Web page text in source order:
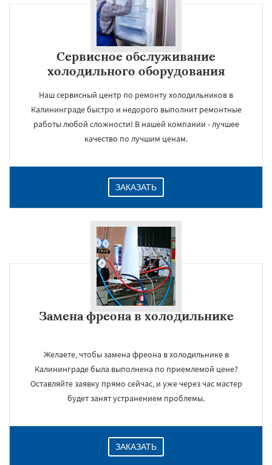
Сервисное обслуживание
холодильного оборудования
Наш сервисный центр по ремонту холодильников в
Калининграде быстро и недорого выполнит ремонтные
работы любой сложности! В нашей компании - лучшее
качество по лучшим ценам.
ЗАКАЗАТЬ
Замена фреона в холодильнике
Желаете, чтобы замена фреона в холодильнике в
Калининграде была выполнена по приемлемой цене?
Оставляйте заявку прямо сейчас, и уже через час мастер
будет занят устранением проблемы.
ЗАКАЗАТЬ